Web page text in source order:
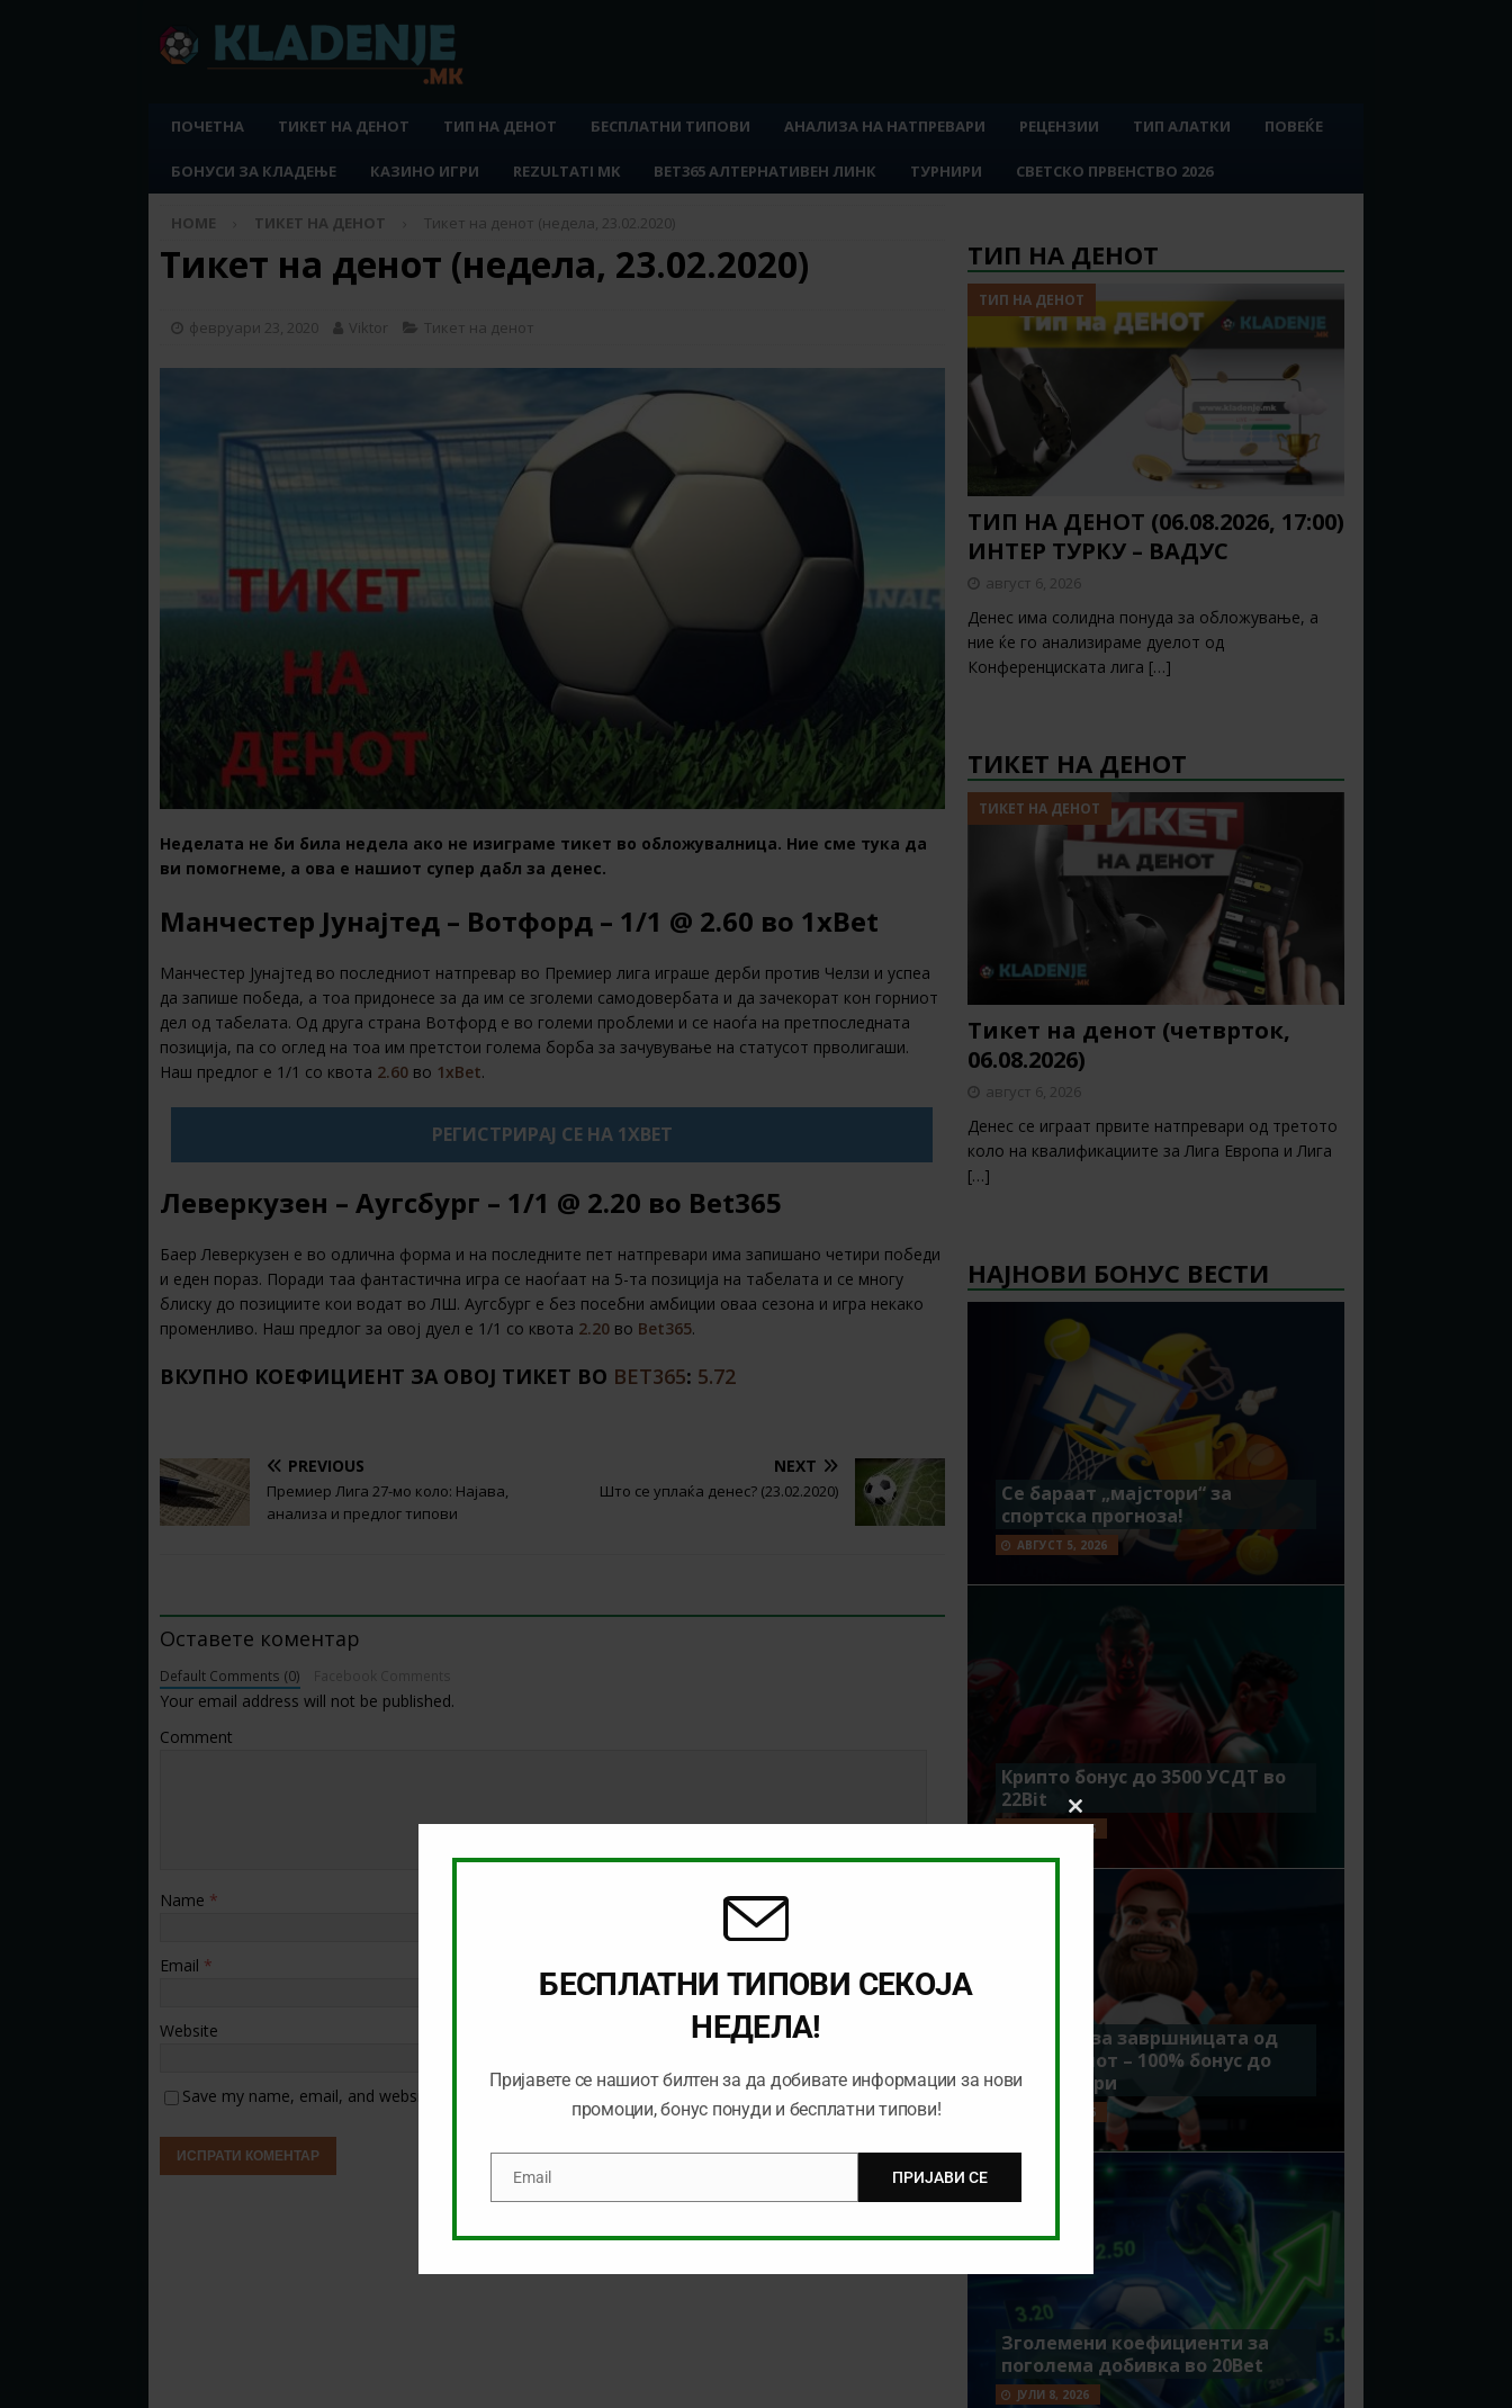
ПОЧЕТНА ТИКЕТ НА ДЕНОТ ТИП НА ДЕНОТ БЕСПЛАТНИ ТИПОВИ АНАЛИЗА НА НАТПРЕВАРИ РЕЦЕНЗИИ ТИП АЛАТКИ ПОВЕЌЕ
БОНУСИ ЗА КЛАДЕЊЕ КАЗИНО ИГРИ REZULTATI MK BET365 АЛТЕРНАТИВЕН ЛИНК ТУРНИРИ СВЕТСКО ПРВЕНСТВО 2026
HOME ТИКЕТ НА ДЕНОТ Тикет на денот (недела, 23.02.2020)
Тикет на денот (недела, 23.02.2020)
февруари 23, 2020 Viktor Тикет на денот
Неделата не би била недела ако не изиграме тикет во обложувалница. Ние сме тука да
ви помогнеме, а ова е нашиот супер дабл за денес.
Манчестер Јунајтед – Вотфорд – 1/1 @ 2.60 во 1xBet
Манчестер Јунајтед во последниот натпревар во Премиер лига играше дерби против Челзи и успеа
да запише победа, а тоа придонесе за да им се зголеми самодовербата и да зачекорат кон горниот
дел од табелата. Од друга страна Вотфорд е во големи проблеми и се наоѓа на претпоследната
позиција, па со оглед на тоа им претстои голема борба за зачувување на статусот прволигаши.
Наш предлог е 1/1 со квота 2.60 во 1xBet.
РЕГИСТРИРАЈ СЕ НА 1XBET
Леверкузен – Аугсбург – 1/1 @ 2.20 во Bet365
Баер Леверкузен е во одлична форма и на последните пет натпревари има запишано четири победи
и еден пораз. Поради таа фантастична игра се наоѓаат на 5-та позиција на табелата и се многу
блиску до позициите кои водат во ЛШ. Аугсбург е без посебни амбиции оваа сезона и игра некако
променливо. Наш предлог за овој дуел е 1/1 со квота 2.20 во Bet365.
ВКУПНО КОЕФИЦИЕНТ ЗА ОВОЈ ТИКЕТ ВО BET365: 5.72
PREVIOUS
Премиер Лига 27-мо коло: Најава,
анализа и предлог типови
NEXT
Што се уплаќа денес? (23.02.2020)
Оставете коментар
Default Comments (0)
Your email address will not be published.
Comment
Name *
Email *
Website
Save my name, email, and website in this browser for the next time I comment.
ТИП НА ДЕНОТ
ТИП НА ДЕНОТ
ТИП НА ДЕНОТ (06.08.2026, 17:00)
ИНТЕР ТУРКУ – ВАДУС
август 6, 2026
Денес има солидна понуда за обложување, а
ние ќе го анализираме дуелот од
Конференциската лига […]
ТИКЕТ НА ДЕНОТ
ТИКЕТ НА ДЕНОТ
Тикет на денот (четврток,
06.08.2026)
август 6, 2026
Денес се играат првите натпревари од третото
коло на квалификациите за Лига Европа и Лига
[…]
НАЈНОВИ БОНУС ВЕСТИ
Се бараат „мајстори“ за
спортска прогноза!
АВГУСТ 5, 2026
Крипто бонус до 3500 УСДТ во
22Bit
ЈУЛИ 29, 2026
Идеално за завршницата од
Мундијалот – 100% бонус до
7500 денари
ЈУЛИ 15, 2026
Зголемени коефициенти за
поголема добивка во 20Bet
ЈУЛИ 8, 2026
Close
this
БЕСПЛАТНИ ТИПОВИ СЕКОЈА
НЕДЕЛА!
Пријавете се нашиот билтен за да добивате информации за нови
промоции, бонус понуди и бесплатни типови!
EmailEmail ПРИЈАВИ СЕ